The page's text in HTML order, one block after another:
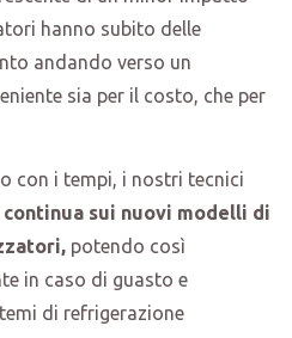
hanno subito delle
andando verso un
sia per il costo, che per
con i tempi, i nostri tecnici
sui nuovi modelli di
potendo così
in caso di guasto e
di refrigerazione